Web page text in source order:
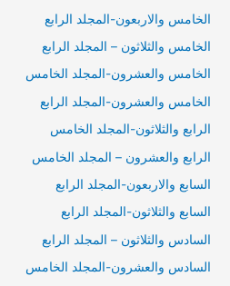
الخامس والاربعون-المجلد الرابع
الخامس والثلاثون – المجلد الرابع
الخامس والعشرون-المجلد الخامس
الخامس والعشرون-المجلد الرابع
الرابع والثلاثون-المجلد الخامس
الرابع والعشرون – المجلد الخامس
السابع والاربعون-المجلد الرابع
السابع والثلاثون-المجلد الرابع
السادس والثلاثون – المجلد الرابع
السادس والعشرون-المجلد الخامس